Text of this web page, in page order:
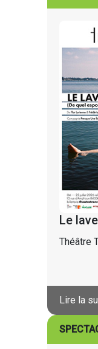
Le
Théâtre
Lire la